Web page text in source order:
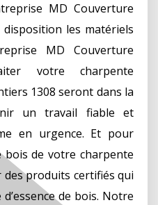
MD Couverture
les matériels
MD Couverture
votre charpente
1308 seront dans la
un travail fiable et
en urgence. Et pour
de votre charpente
produits certifiés qui
de bois. Notre